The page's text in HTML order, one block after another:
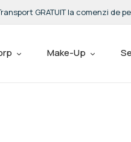
GRATUIT la comenzi de
Make-Up